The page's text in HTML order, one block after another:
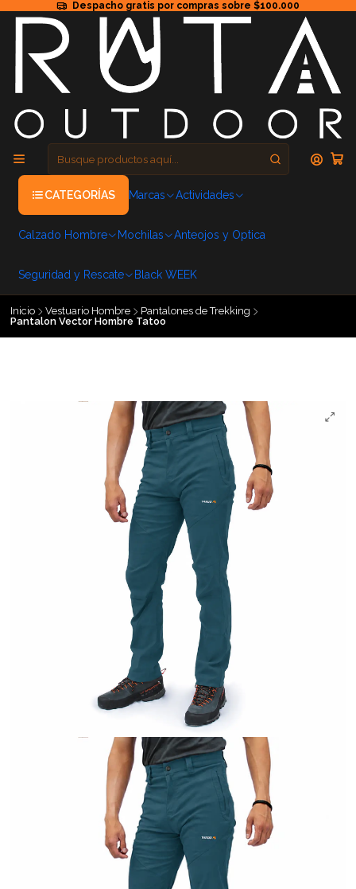
Despacho gratis por compras sobre $100.000
CATEGORÍAS Marcas Actividades
Calzado Hombre Mochilas Anteojos y Optica
Seguridad y Rescate Black WEEK
Inicio Vestuario Hombre
Pantalones de Trekking
Pantalon Vector Hombre Tatoo